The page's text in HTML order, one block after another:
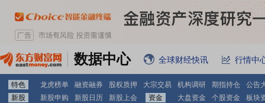
数据中心 全球财经快讯 行情中
特色 龙虎榜单 融资融券 股权质押 大宗交易 机构调研 期指持仓
公告
新股
新股申购 新股日历 新股上会 资金 大盘资金 个股资金 板块